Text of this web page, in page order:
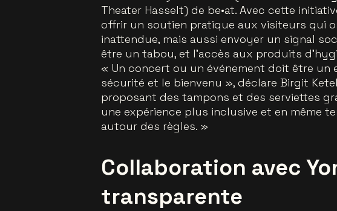
Theater Hasselt) de be•at. Avec cette
offrir un soutien pratique aux visiteurs qui
inattendue, mais aussi envoyer un signal
être un tabou, et l’accès aux produits
« Un concert ou un événement doit être un
sécurité et le bienvenu », déclare Birgit
proposant des tampons et des serviettes
une expérience plus inclusive et en même
autour des règles. »
Collaboration avec
transparente